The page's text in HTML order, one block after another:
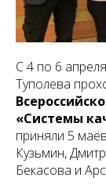
С 4 по 6
Туполева
«Системы
приняли 5
Кузьмин,
Бекасова и